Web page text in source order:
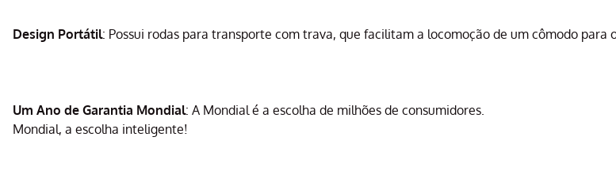
Design Portátil: Possui rodas para transporte com trava, que facilitam a locomoção de um cômodo para
Um Ano de Garantia Mondial: A Mondial é a escolha de milhões de consumidores.
Mondial, a escolha inteligente!